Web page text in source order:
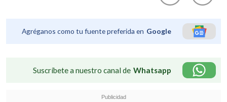
Agréganos como tu fuente preferida en Google
Suscríbete a nuestro canal de Whatsapp